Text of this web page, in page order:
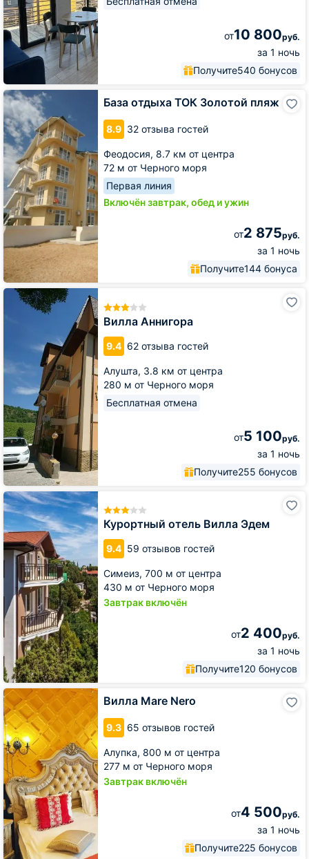
от10 800руб.
за 1 ночь
Получите540 бонусов
База отдыха ТОК Золотой пляж
8.9 32 отзыва гостей
Феодосия, 8.7 км от центра
72 м от Черного моря
Первая линия
Включён завтрак, обед и ужин
от2 875руб.
за 1 ночь
Получите144 бонуса
База
отдыха
ТОК
Золотой
пляж
Вилла Аннигора
9.4 62 отзыва гостей
Алушта, 3.8 км от центра
280 м от Черного моря
Бесплатная отмена
от5 100руб.
за 1 ночь
Получите255 бонусов
Вилла
Аннигора
Курортный отель Вилла Эдем
9.4 59 отзывов гостей
Симеиз, 700 м от центра
430 м от Черного моря
Завтрак включён
от2 400руб.
за 1 ночь
Получите120 бонусов
Курортный
отель
Вилла
Эдем
Вилла Mare Nero
9.3 65 отзывов гостей
Алупка, 800 м от центра
277 м от Черного моря
Завтрак включён
от4 500руб.
за 1 ночь
Получите225 бонусов
Вилла
Mare
Nero